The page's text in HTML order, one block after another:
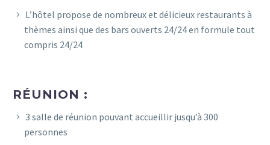
L’hôtel propose de nombreux et délicieux restaurants à
thèmes ainsi que des bars ouverts 24/24 en formule tout
compris 24/24
RÉUNION :
3 salle de réunion pouvant accueillir jusqu’à 300
personnes